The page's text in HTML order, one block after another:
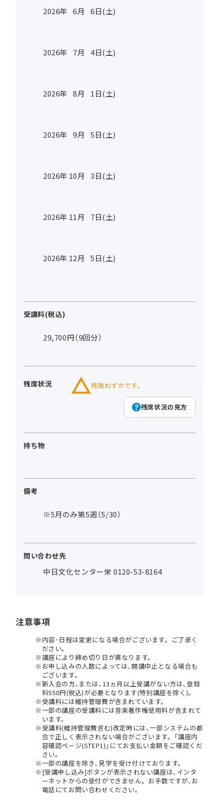
2026年 6月 6日(土)
2026年 7月 4日(土)
2026年 8月 1日(土)
2026年 9月 5日(土)
2026年 10月 3日(土)
2026年 11月 7日(土)
2026年 12月 5日(土)
受講料(税込)
29,700円（9回分）
残席状況 残席わずかです。
残席状況の見方
持ち物
備考
※5月のみ第5週（5/30）
問い合わせ先
中日文化センター栄 0120-53-8164
注意事項
内容･日程は変更になる場合がございます。ご了承く
ださい。
講座により締め切り日が異なります。
お申し込みの人数によっては､開講中止となる場合も
ございます。
新入会の方､または､13ヵ月以上受講がない方は､登録
料550円(税込)が必要となります(特別講座を除く)。
受講料には維持管理費が含まれています。
一部の講座の受講料には音楽著作権使用料が含まれて
います。
受講料(維持管理費含む)改定時には､一部システムの都
合で正しく表示されない場合がございます。｢講座内
容確認ページ(STEP1)｣にてお支払い金額をご確認くだ
さい。
一部の講座を除き､見学を受け付けております。
[受講申し込み]ボタンが表示されない講座は､インタ
ーネットからの受付ができません。お手数ですが､お
電話にてお問い合わせください。